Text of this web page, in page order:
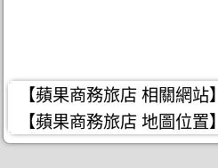
【蘋果商務旅店 相關網站】
【蘋果商務旅店 地圖位置】